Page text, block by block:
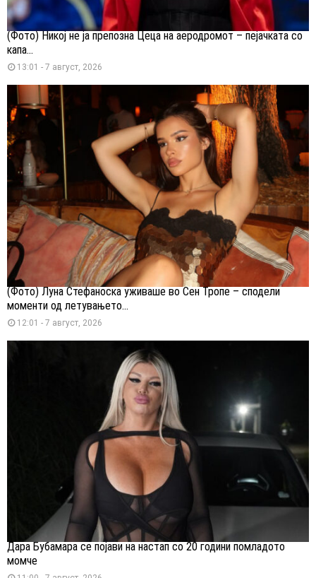
(Фото) Никој не ја препозна Цеца на аеродромот – пејачката со
капа...
13:01 - 7 август, 2026
(Фото) Луна Стефаноска уживаше во Сен Тропе – сподели
моменти од летувањето...
12:01 - 7 август, 2026
Дара Бубамара се појави на настап со 20 години помладото
момче